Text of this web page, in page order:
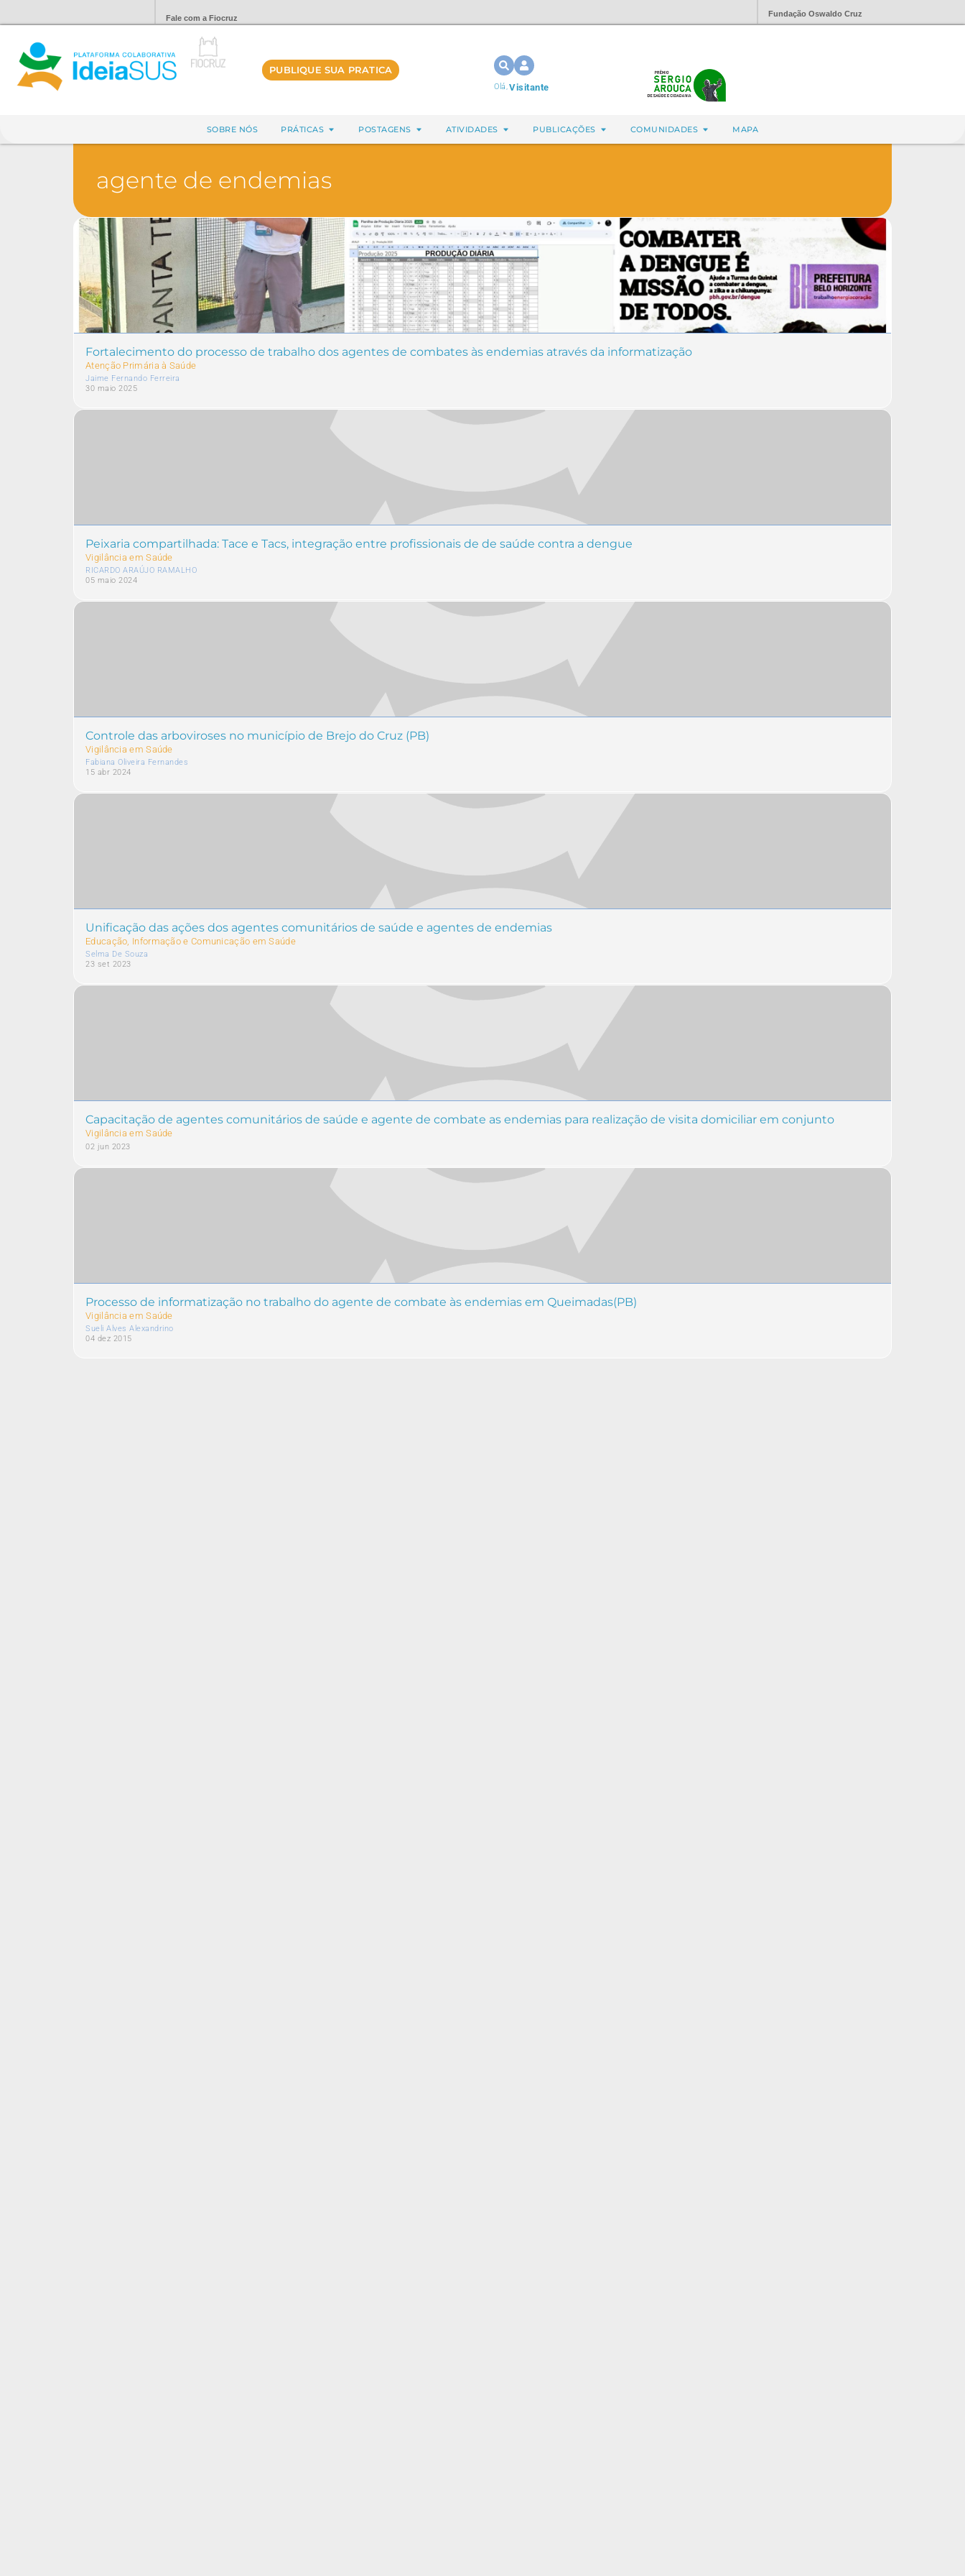
Fale com a Fiocruz Fundação Oswaldo Cruz
PUBLIQUE SUA PRATICA
Olá,Visitante
SOBRE NÓS PRÁTICAS POSTAGENS ATIVIDADES PUBLICAÇÕES COMUNIDADES MAPA
agente de endemias
Fortalecimento do processo de trabalho dos agentes de combates às endemias através da informatização
Atenção Primária à Saúde
Jaime Fernando Ferreira
30 maio 2025
Peixaria compartilhada: Tace e Tacs, integração entre profissionais de de saúde contra a dengue
Vigilância em Saúde
RICARDO ARAÚJO RAMALHO
05 maio 2024
Controle das arboviroses no município de Brejo do Cruz (PB)
Vigilância em Saúde
Fabiana Oliveira Fernandes
15 abr 2024
Unificação das ações dos agentes comunitários de saúde e agentes de endemias
Educação, Informação e Comunicação em Saúde
Selma De Souza
23 set 2023
Capacitação de agentes comunitários de saúde e agente de combate as endemias para realização de visita domiciliar em conjunto
Vigilância em Saúde
02 jun 2023
Processo de informatização no trabalho do agente de combate às endemias em Queimadas(PB)
Vigilância em Saúde
Sueli Alves Alexandrino
04 dez 2015